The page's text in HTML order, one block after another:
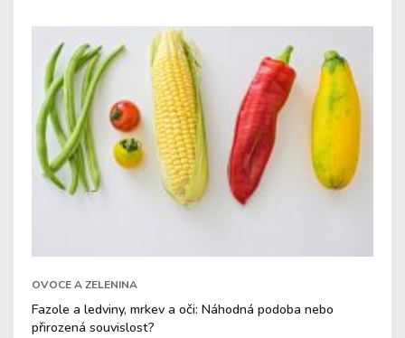
OVOCE A ZELENINA
Fazole a ledviny, mrkev a oči: Náhodná podoba nebo
přirozená souvislost?